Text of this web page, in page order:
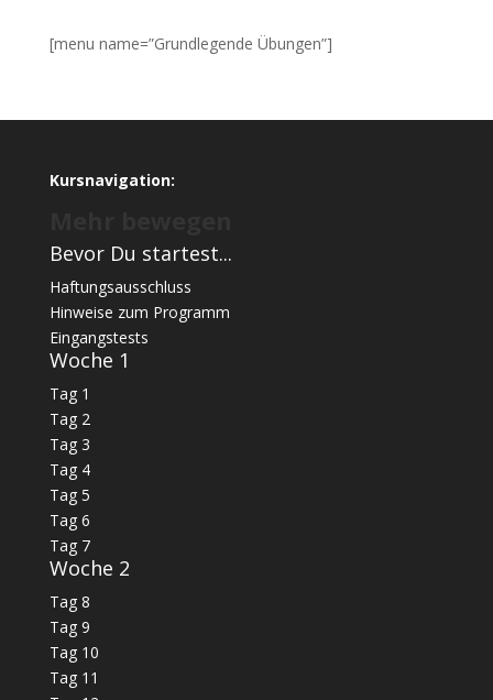
[menu name=”Grundlegende Übungen”]
Kursnavigation:
Bevor Du startest...
Haftungsausschluss
Hinweise zum Programm
Eingangstests
Woche 1
Tag 1
Tag 2
Tag 3
Tag 4
Tag 5
Tag 6
Tag 7
Woche 2
Tag 8
Tag 9
Tag 10
Tag 11